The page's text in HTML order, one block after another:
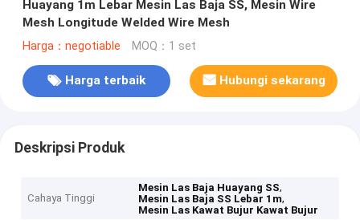
Huayang 1m Lebar Mesin Las Baja SS, Mesin Wire
Mesh Longitude Welded Wire Mesh
Harga：negotiable MOQ：1 set
Harga terbaik Hubungi sekarang
Deskripsi Produk
Cahaya Tinggi
Mesin Las Baja Huayang SS,
Mesin Las Baja SS Lebar 1m,
Mesin Las Kawat Bujur Kawat Bujur